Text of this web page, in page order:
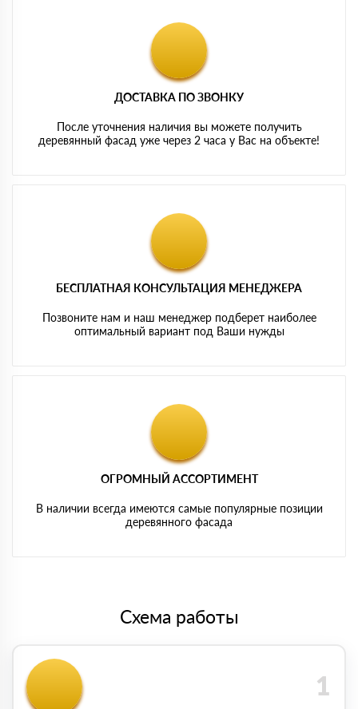
ДОСТАВКА ПО ЗВОНКУ
После уточнения наличия вы можете получить
деревянный фасад уже через 2 часа у Вас на объекте!
БЕСПЛАТНАЯ КОНСУЛЬТАЦИЯ МЕНЕДЖЕРА
Позвоните нам и наш менеджер подберет наиболее
оптимальный вариант под Ваши нужды
ОГРОМНЫЙ АССОРТИМЕНТ
В наличии всегда имеются самые популярные позиции
деревянного фасада
Схема работы